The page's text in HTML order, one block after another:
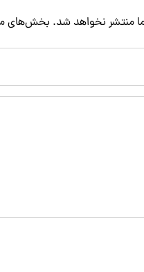
منتشر نخواهد شد. بخش‌های